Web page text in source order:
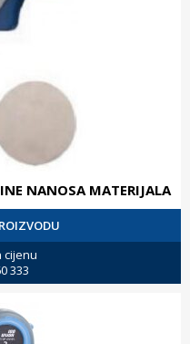
NANOSA MATERIJALA
cijenu
333